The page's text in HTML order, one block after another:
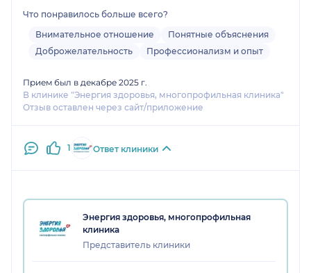
Что понравилось больше всего?
Внимательное отношение
Понятные объяснения
Доброжелательность
Профессионализм и опыт
Прием был в декабре 2025 г.
В клинике "Энергия здоровья, многопрофильная клиника"
Отзыв оставлен через сайт/приложение
1 Ответ клиники
Энергия здоровья, многопрофильная
клиника
Представитель клиники